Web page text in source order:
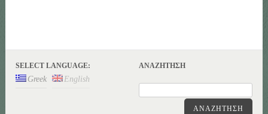
SELECT LANGUAGE:
Greek English
ΑΝΑΖΉΤΗΣΗ
ΑΝΑΖΉΤΗΣΗ